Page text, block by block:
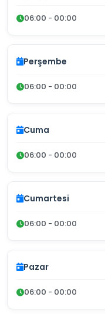
06:00 - 00:00
Perşembe
06:00 - 00:00
Cuma
06:00 - 00:00
Cumartesi
06:00 - 00:00
Pazar
06:00 - 00:00